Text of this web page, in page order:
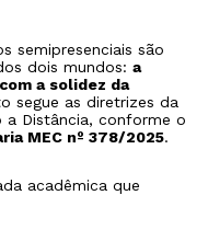
semipresenciais são
dois mundos: a
a solidez da
segue as diretrizes da
a Distância, conforme o
MEC nº 378/2025.
acadêmica que